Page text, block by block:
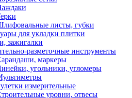
листы, губки
для укладки плитки
зажигалки
разметочные инструменты
маркеры
угольники, угломеры
измерительные
уровни, отвесы